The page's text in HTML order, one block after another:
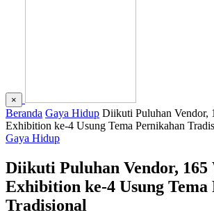
×
Beranda Gaya Hidup Diikuti Puluhan Vendor,
Exhibition ke-4 Usung Tema Pernikahan
Gaya Hidup
Diikuti Puluhan Vendor, 165
Exhibition ke-4 Usung Tema
Tradisional